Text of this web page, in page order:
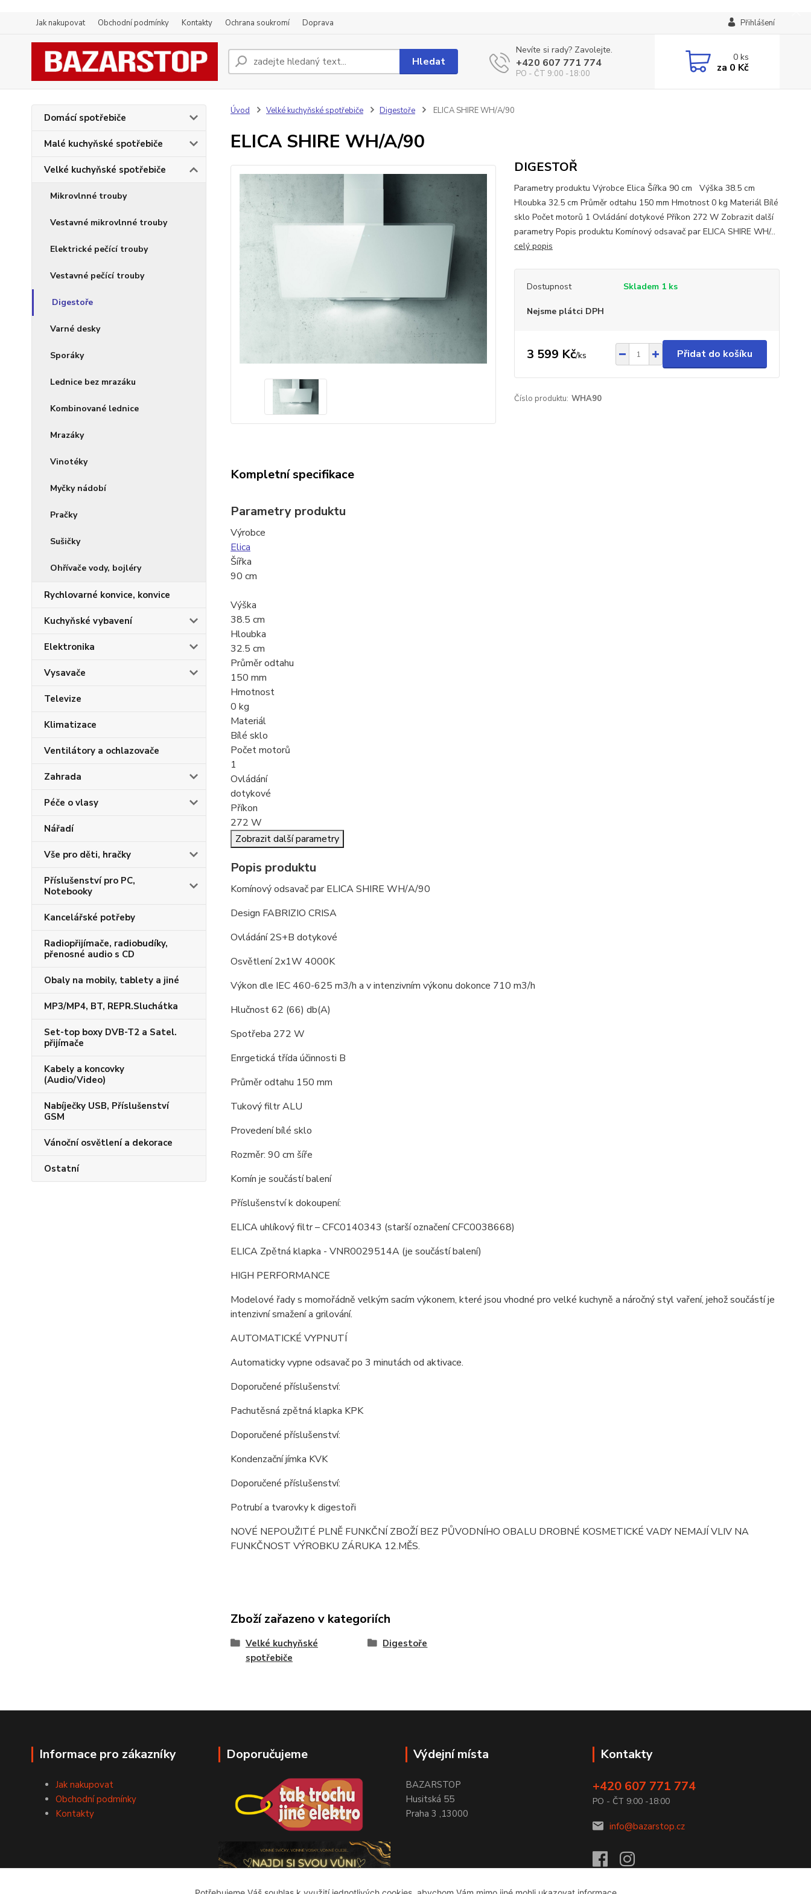
Jak nakupovat Obchodní podmínky Kontakty Ochrana soukromí Doprava Přihlášení
Hledat
Nevíte si rady? Zavolejte.
+420 607 771 774
PO - ČT 9:00 -18:00
0ks
za 0 Kč
Domácí spotřebiče
Malé kuchyňské spotřebiče
Velké kuchyňské spotřebiče
Mikrovlnné trouby
Vestavné mikrovlnné trouby
Elektrické pečící trouby
Vestavné pečící trouby
Digestoře
Varné desky
Sporáky
Lednice bez mrazáku
Kombinované lednice
Mrazáky
Vinotéky
Myčky nádobí
Pračky
Sušičky
Ohřívače vody, bojléry
Rychlovarné konvice, konvice
Kuchyňské vybavení
Elektronika
Vysavače
Televize
Klimatizace
Ventilátory a ochlazovače
Zahrada
Péče o vlasy
Nářadí
Vše pro děti, hračky
Příslušenství pro PC,
Notebooky
Kancelářské potřeby
Radiopřijímače, radiobudíky,
přenosné audio s CD
Obaly na mobily, tablety a jiné
MP3/MP4, BT, REPR.Sluchátka
Set-top boxy DVB-T2 a Satel.
přijímače
Kabely a koncovky
(Audio/Video)
Nabíječky USB, Příslušenství
GSM
Vánoční osvětlení a dekorace
Ostatní
Úvod Velké kuchyňské spotřebiče Digestoře ELICA SHIRE WH/A/90
ELICA SHIRE WH/A/90
DIGESTOŘ
Parametry produktu Výrobce Elica Šířka 90 cm Výška 38.5 cm
Hloubka 32.5 cm Průměr odtahu 150 mm Hmotnost 0 kg Materiál Bílé
sklo Počet motorů 1 Ovládání dotykové Příkon 272 W Zobrazit další
parametry Popis produktu Komínový odsavač par ELICA SHIRE WH/...
celý popis
Dostupnost Skladem 1 ks
Nejsme plátci DPH
3 599 Kč/ks Přidat do košíku
Číslo produktu: WHA90
Kompletní specifikace
Parametry produktu
Výrobce
Elica
Šířka
90 cm
Výška
38.5 cm
Hloubka
32.5 cm
Průměr odtahu
150 mm
Hmotnost
0 kg
Materiál
Bílé sklo
Počet motorů
1
Ovládání
dotykové
Příkon
272 W
Zobrazit další parametry
Popis produktu
Komínový odsavač par ELICA SHIRE WH/A/90
Design FABRIZIO CRISA
Ovládání 2S+B dotykové
Osvětlení 2x1W 4000K
Výkon dle IEC 460-625 m3/h a v intenzivním výkonu dokonce 710 m3/h
Hlučnost 62 (66) db(A)
Spotřeba 272 W
Enrgetická třída účinnosti B
Průměr odtahu 150 mm
Tukový filtr ALU
Provedení bílé sklo
Rozměr: 90 cm šíře
Komín je součástí balení
Příslušenství k dokoupení:
ELICA uhlíkový filtr – CFC0140343 (starší označení CFC0038668)
ELICA Zpětná klapka - VNR0029514A (je součástí balení)
HIGH PERFORMANCE
Modelové řady s momořádně velkým sacím výkonem, které jsou vhodné pro velké kuchyně a náročný styl vaření, jehož součástí je
intenzivní smažení a grilování.
AUTOMATICKÉ VYPNUTÍ
Automaticky vypne odsavač po 3 minutách od aktivace.
Doporučené příslušenství:
Pachutěsná zpětná klapka KPK
Doporučené příslušenství:
Kondenzační jímka KVK
Doporučené příslušenství:
Potrubí a tvarovky k digestoři
NOVÉ NEPOUŽITÉ PLNĚ FUNKČNÍ ZBOŽÍ BEZ PŮVODNÍHO OBALU DROBNÉ KOSMETICKÉ VADY NEMAJÍ VLIV NA
FUNKČNOST VÝROBKU ZÁRUKA 12.MĚS.
Zboží zařazeno v kategoriích
Velké kuchyňské
spotřebiče
Digestoře
Informace pro zákazníky
Jak nakupovat
Obchodní podmínky
Kontakty
Doporučujeme Výdejní místa
BAZARSTOP
Husitská 55
Praha 3 ,13000
Kontakty
+420 607 771 774
PO - ČT 9:00 -18:00
info@bazarstop.cz